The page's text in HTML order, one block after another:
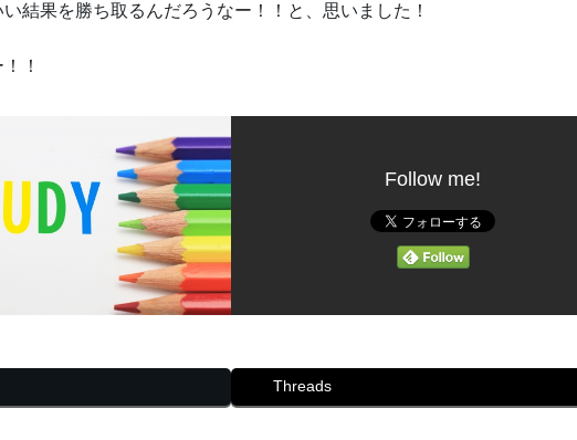
結果を勝ち取るんだろうなー！！と、思いました！
！
Follow me!
Threads